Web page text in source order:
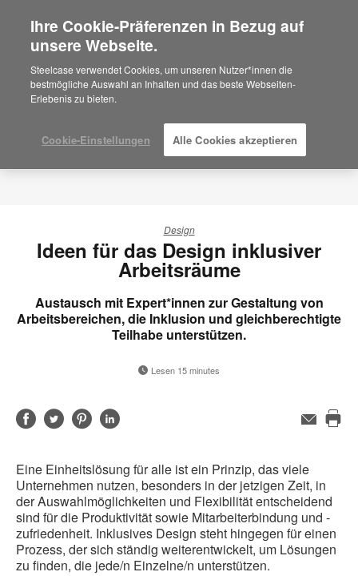
Are you in United States?
Would you like to see Products we sell in
your region?
Americas
Español
Design
Ideen für das Design inklusiver
Arbeitsräume
Austausch mit Expert*innen zur Gestaltung von
Arbeitsbereichen, die Inklusion und gleichberechtigte
Teilhabe unterstützen.
Lesen 15 minutes
AufAufAufAuf
E-
Eine Einheitslösung für alle ist ein Prinzip, das viele
Unternehmen nutzen, besonders in der jetzigen Zeit, in
der Auswahlmöglichkeiten und Flexibilität entscheidend
sind für die Produktivität sowie Mitarbeiterbindung und -
zufriedenheit. Inklusives Design steht hingegen für einen
Prozess, der sich ständig weiterentwickelt, um Lösungen
zu finden, die jede/n Einzelne/n unterstützen.
Ihre Cookie-Präferenzen in Bezug auf
unsere Webseite.
Steelcase verwendet Cookies, um unseren Nutzer*innen die
bestmögliche Auswahl an Inhalten und das beste Webseiten-
Erlebenis zu bieten.
Cookie-Einstellungen Alle Cookies akzeptieren